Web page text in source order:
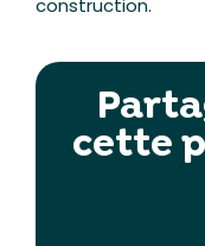
construction.
cette